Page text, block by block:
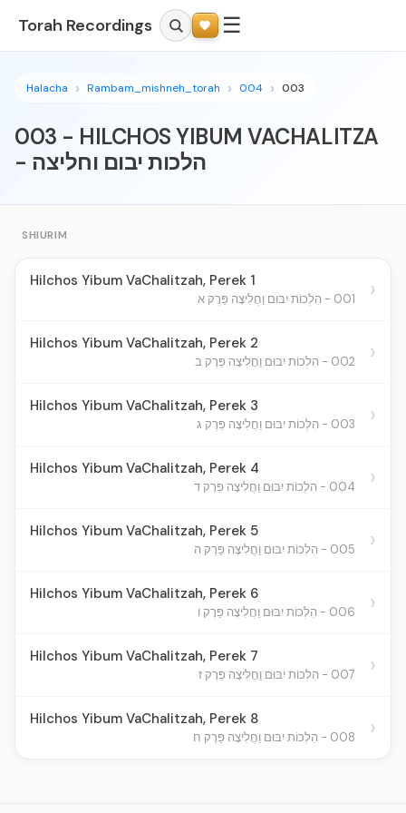
Torah Recordings ☰
Halacha Rambam_mishneh_torah 004 003
003 - HILCHOS YIBUM VACHALITZA
- הלכות יבום וחליצה
SHIURIM
Hilchos Yibum VaChalitzah, Perek 1
001 - הִלְכוֹת יִבּוּם וַחֲלִיצָה פֵּרֶק א ›
Hilchos Yibum VaChalitzah, Perek 2
002 - הִלְכוֹת יִבּוּם וַחֲלִיצָה פֵּרֶק ב ›
Hilchos Yibum VaChalitzah, Perek 3
003 - הִלְכוֹת יִבּוּם וַחֲלִיצָה פֵּרֶק ג ›
Hilchos Yibum VaChalitzah, Perek 4
004 - הִלְכוֹת יִבּוּם וַחֲלִיצָה פֵּרֶק ד ›
Hilchos Yibum VaChalitzah, Perek 5
005 - הִלְכוֹת יִבּוּם וַחֲלִיצָה פֵּרֶק ה ›
Hilchos Yibum VaChalitzah, Perek 6
006 - הִלְכוֹת יִבּוּם וַחֲלִיצָה פֵּרֶק ו ›
Hilchos Yibum VaChalitzah, Perek 7
007 - הִלְכוֹת יִבּוּם וַחֲלִיצָה פֵּרֶק ז ›
Hilchos Yibum VaChalitzah, Perek 8
008 - הִלְכוֹת יִבּוּם וַחֲלִיצָה פֵּרֶק ח ›